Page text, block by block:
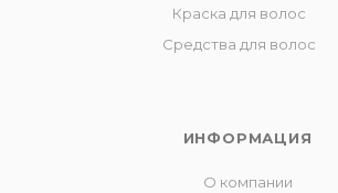
Краска для волос
Средства для волос
ИНФОРМАЦИЯ
О компании